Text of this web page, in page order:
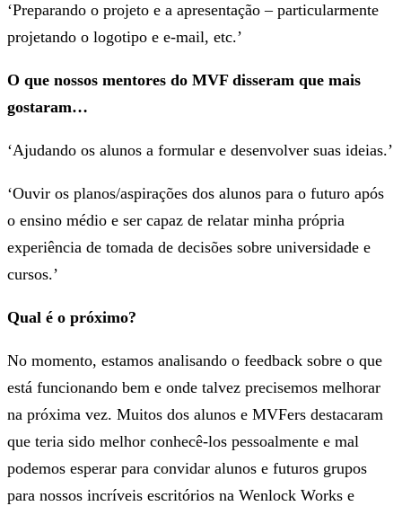
‘Preparando o projeto e a apresentação – particularmente
projetando o logotipo e e-mail, etc.’
O que nossos mentores do MVF disseram que mais
gostaram…
‘Ajudando os alunos a formular e desenvolver suas ideias.’
‘Ouvir os planos/aspirações dos alunos para o futuro após
o ensino médio e ser capaz de relatar minha própria
experiência de tomada de decisões sobre universidade e
cursos.’
Qual é o próximo?
No momento, estamos analisando o feedback sobre o que
está funcionando bem e onde talvez precisemos melhorar
na próxima vez. Muitos dos alunos e MVFers destacaram
que teria sido melhor conhecê-los pessoalmente e mal
podemos esperar para convidar alunos e futuros grupos
para nossos incríveis escritórios na Wenlock Works e